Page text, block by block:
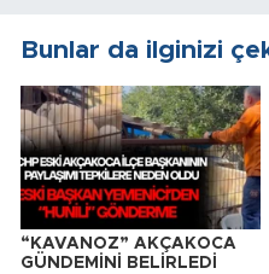
Bunlar da ilginizi
“KAVANOZ” AKÇAKOCA
GÜNDEMİNİ BELİRLEDİ